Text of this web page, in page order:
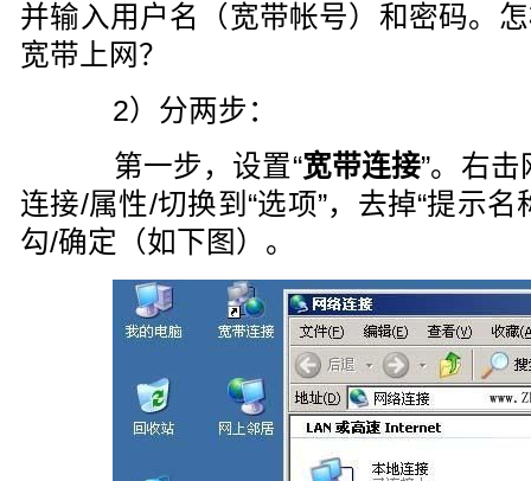
并输入用户名（宽带帐号）和密码。
宽带上网？
2）分两步：
第一步，设置“宽带连接”。右
连接/属性/切换到“选项”，去掉“提示
勾/确定（如下图）。